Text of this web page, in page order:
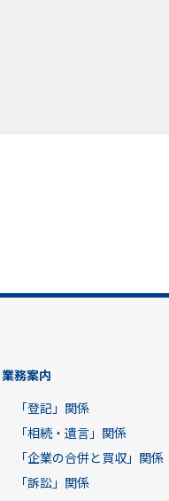
業務案内
「登記」関係
「相続・遺言」関係
「企業の合併と買収」関係
「訴訟」関係